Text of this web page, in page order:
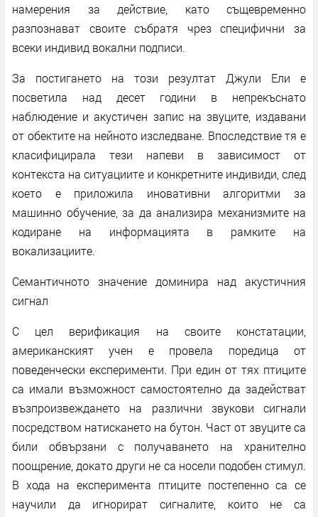
намерения за действие, като същевременно
разпознават своите събратя чрез специфични за
всеки индивид вокални подписи.
За постигането на този резултат Джули Ели е
посветила над десет години в непрекъснато
наблюдение и акустичен запис на звуците, издавани
от обектите на нейното изследване. Впоследствие тя е
класифицирала тези напеви в зависимост от
контекста на ситуациите и конкретните индивиди, след
което е приложила иновативни алгоритми за
машинно обучение, за да анализира механизмите на
кодиране на информацията в рамките на
вокализациите.
Семантичното значение доминира над акустичния
сигнал
С цел верификация на своите констатации,
американският учен е провела поредица от
поведенчески експерименти. При един от тях птиците
са имали възможност самостоятелно да задействат
възпроизвеждането на различни звукови сигнали
посредством натискането на бутон. Част от звуците са
били обвързани с получаването на хранително
поощрение, докато други не са носели подобен стимул.
В хода на експеримента птиците постепенно са се
научили да игнорират сигналите, които не са